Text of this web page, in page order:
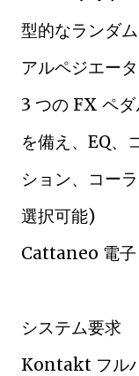
型的なランダ
アルペジエー
3 つの FX ペ
を備え、EQ、
ション、コー
選択可能)
Cattaneo 電子
システム要求
Kontakt フル